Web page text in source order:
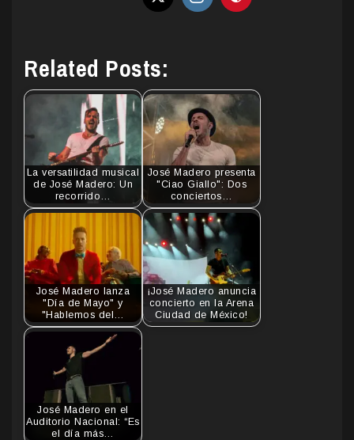
Related Posts:
La versatilidad musical
de José Madero: Un
recorrido…
José Madero presenta
"Ciao Giallo": Dos
conciertos…
José Madero lanza
"Día de Mayo" y
"Hablemos del…
¡José Madero anuncia
concierto en la Arena
Ciudad de México!
José Madero en el
Auditorio Nacional: “Es
el día más…